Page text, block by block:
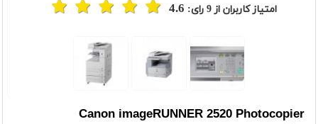
امتیاز کاربران از9 رای: 4.6
Canon imageRUNNER 2520 Photocopier